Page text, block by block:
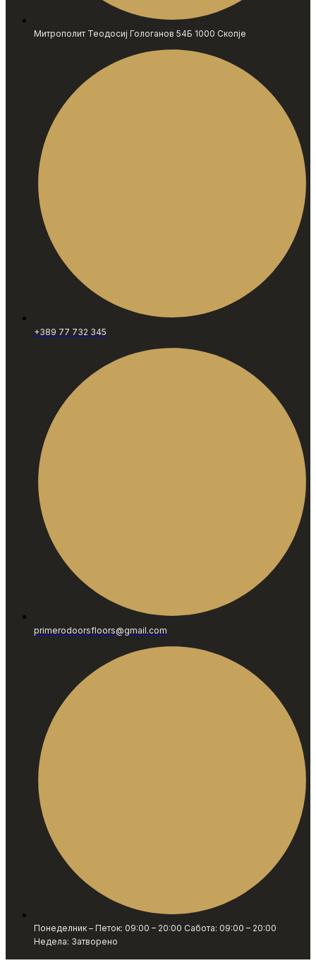
Митрополит Теодосиј Гологанов 54Б 1000 Скопје
+389 77 732 345
primerodoorsfloors@gmail.com
Понеделник – Петок: 09:00 – 20:00 Сабота: 09:00 – 20:00
Недела: Затворено